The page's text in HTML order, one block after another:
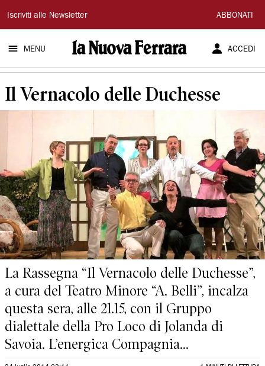
La
Nuova
Ferrara
Iscriviti alle Newsletter ABBONATI
MENU ACCEDI
Il Vernacolo delle Duchesse
La Rassegna “Il Vernacolo delle Duchesse”,
a cura del Teatro Minore “A. Belli”, incalza
questa sera, alle 21.15, con il Gruppo
dialettale della Pro Loco di Jolanda di
Savoia. L’energica Compagnia...